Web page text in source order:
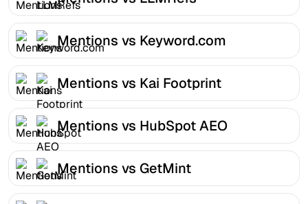
Mentions vs Keyword.com
Mentions vs Kai Footprint
Mentions vs HubSpot AEO
Mentions vs GetMint